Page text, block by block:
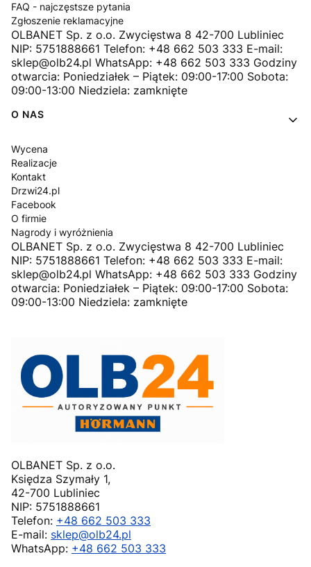
FAQ - najczęstsze pytania
Zgłoszenie reklamacyjne
OLBANET Sp. z o.o. Zwycięstwa 8 42-700 Lubliniec
NIP: 5751888661 Telefon: +48 662 503 333 E-mail:
sklep@olb24.pl WhatsApp: +48 662 503 333 Godziny
otwarcia: Poniedziałek – Piątek: 09:00-17:00 Sobota:
09:00-13:00 Niedziela: zamknięte
O NAS
Wycena
Realizacje
Kontakt
Drzwi24.pl
Facebook
O firmie
Nagrody i wyróżnienia
OLBANET Sp. z o.o. Zwycięstwa 8 42-700 Lubliniec
NIP: 5751888661 Telefon: +48 662 503 333 E-mail:
sklep@olb24.pl WhatsApp: +48 662 503 333 Godziny
otwarcia: Poniedziałek – Piątek: 09:00-17:00 Sobota:
09:00-13:00 Niedziela: zamknięte
OLBANET Sp. z o.o.
Księdza Szymały 1,
42-700 Lubliniec
NIP: 5751888661
Telefon: +48 662 503 333
E-mail: sklep@olb24.pl
WhatsApp: +48 662 503 333